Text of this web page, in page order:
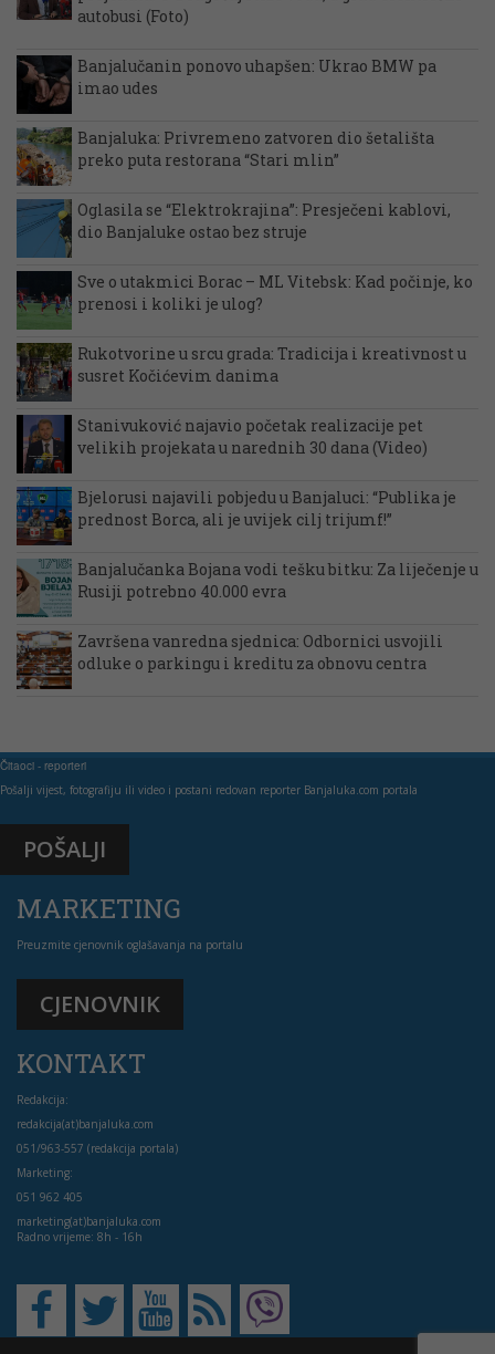
autobusi (Foto)
Banjalučanin ponovo uhapšen: Ukrao BMW pa
imao udes
Banjaluka: Privremeno zatvoren dio šetališta
preko puta restorana “Stari mlin”
Oglasila se “Elektrokrajina”: Presječeni kablovi,
dio Banjaluke ostao bez struje
Sve o utakmici Borac – ML Vitebsk: Kad počinje, ko
prenosi i koliki je ulog?
Rukotvorine u srcu grada: Tradicija i kreativnost u
susret Kočićevim danima
Stanivuković najavio početak realizacije pet
velikih projekata u narednih 30 dana (Video)
Bjelorusi najavili pobjedu u Banjaluci: “Publika je
prednost Borca, ali je uvijek cilj trijumf!”
Banjalučanka Bojana vodi tešku bitku: Za liječenje u
Rusiji potrebno 40.000 evra
Završena vanredna sjednica: Odbornici usvojili
odluke o parkingu i kreditu za obnovu centra
Čitaoci - reporteri
Pošalji vijest, fotografiju ili video i postani redovan reporter Banjaluka.com portala
POŠALJI
MARKETING
Preuzmite cjenovnik oglašavanja na portalu
CJENOVNIK
KONTAKT
Redakcija:
redakcija(at)banjaluka.com
051/963-557 (redakcija portala)
Marketing:
051 962 405
marketing(at)banjaluka.com
Radno vrijeme: 8h - 16h